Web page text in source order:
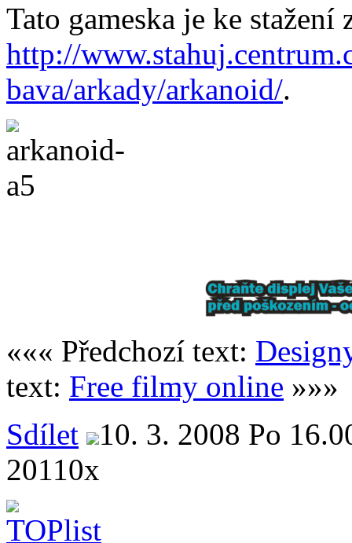
Tato gameska je ke stažení
http://
bava/arkady/arkanoid/.
««« Předchozí text:
text: Free filmy online »»»
Sdílet
10. 3. 2008 Po
20110x